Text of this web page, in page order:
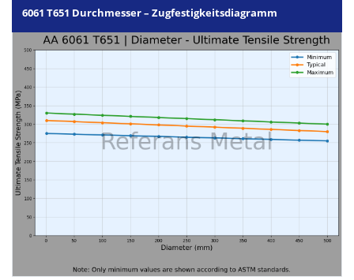
6061 T651 Durchmesser – Zugfestigkeitsdiagramm